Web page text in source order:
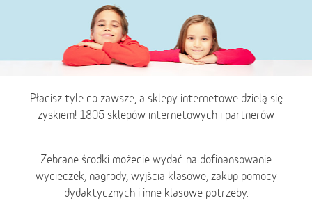
Płacisz tyle co zawsze, a sklepy internetowe dzielą się
zyskiem! 1805 sklepów internetowych i partnerów
Zebrane środki możecie wydać na dofinansowanie
wycieczek, nagrody, wyjścia klasowe, zakup pomocy
dydaktycznych i inne klasowe potrzeby.